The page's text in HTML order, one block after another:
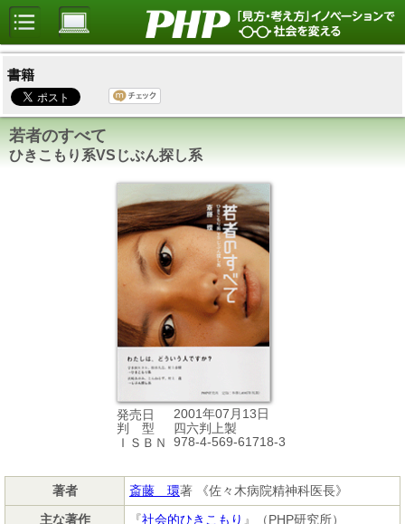
書籍
若者のすべて
ひきこもり系VSじぶん探し系
発売日
2001年07月13日
判 型
四六判上製
ＩＳＢＮ
978-4-569-61718-3
著者 斎藤 環著 《佐々木病院精神科医長》
主な著作
『社会的ひきこもり 』（PHP研究所）